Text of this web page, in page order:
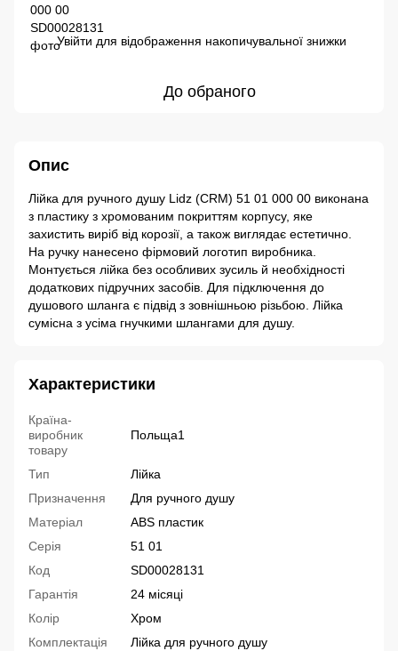
% Увійти для відображення накопичувальної знижки
До обраного
Опис
Лійка для ручного душу Lidz (CRM) 51 01 000 00 виконана
з пластику з хромованим покриттям корпусу, яке
захистить виріб від корозії, а також виглядає естетично.
На ручку нанесено фірмовий логотип виробника.
Монтується лійка без особливих зусиль й необхідності
додаткових підручних засобів. Для підключення до
душового шланга є підвід з зовнішньою різьбою. Лійка
сумісна з усіма гнучкими шлангами для душу.
Характеристики
Країна-
виробник
товару
Польща1
Тип
Лійка
Призначення
Для ручного душу
Матеріал
ABS пластик
Серія
51 01
Код
SD00028131
Гарантія
24 місяці
Колір
Хром
Комплектація
Лійка для ручного душу